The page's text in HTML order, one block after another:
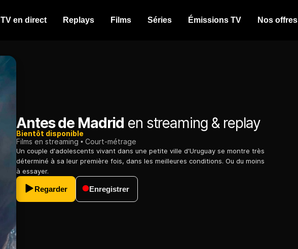
TV en direct Replays Films Séries Émissions TV Nos offres
Antes de Madrid en streaming & replay
Bientôt disponible
Films en streaming
Court-métrage
Un couple d'adolescents vivant dans une petite ville d'Uruguay se montre très
déterminé à sa leur première fois, dans les meilleures conditions. Ou du moins
à essayer.
Regarder Enregistrer